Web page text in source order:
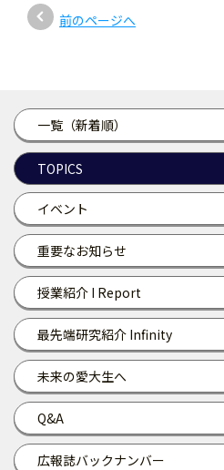
一覧（新着順）
TOPICS
イベント
重要なお知らせ
授業紹介 I Report
最先端研究紹介 Infinity
未来の愛大生へ
Q&A
広報誌バックナンバー
前のページへ